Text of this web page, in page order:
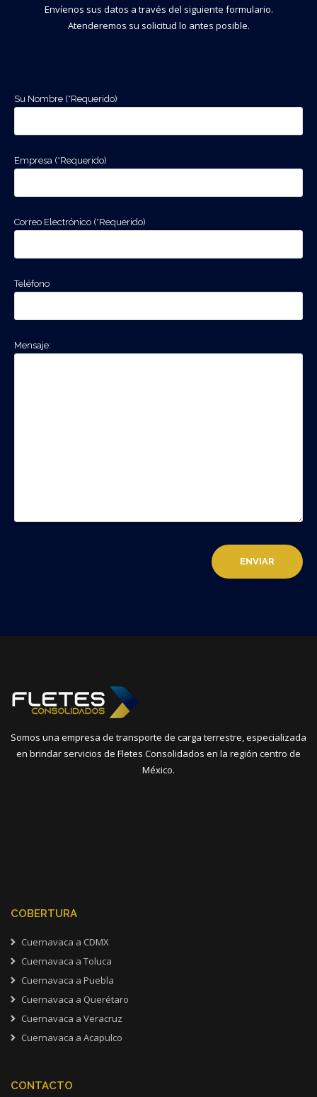
Envíenos sus datos a través del siguiente formulario.
Atenderemos su solicitud lo antes posible.
Su Nombre (*Requerido)
Empresa (*Requerido)
Correo Electrónico (*Requerido)
Teléfono
Mensaje:
Somos una empresa de transporte de carga terrestre, especializada
en brindar servicios de Fletes Consolidados en la región centro de
México.
COBERTURA
Cuernavaca a CDMX
Cuernavaca a Toluca
Cuernavaca a Puebla
Cuernavaca a Querétaro
Cuernavaca a Veracruz
Cuernavaca a Acapulco
CONTACTO